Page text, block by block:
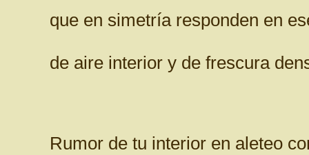
que en simetría responden en
de aire interior y de frescura
Rumor de tu interior en aleteo